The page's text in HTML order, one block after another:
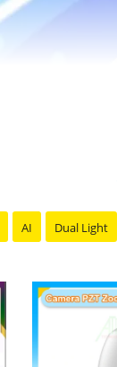
AI Dual Light